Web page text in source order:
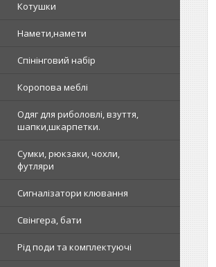
Котушки
Намети,намети
Спінінговий набір
Коропова меблі
Одяг для риболовлі, взуття,
шапки,шкарпетки.
Сумки, рюкзаки, чохли,
футляри
Сигналізатори клювання
Свінгера, бати
Рід поди та комплектуючі